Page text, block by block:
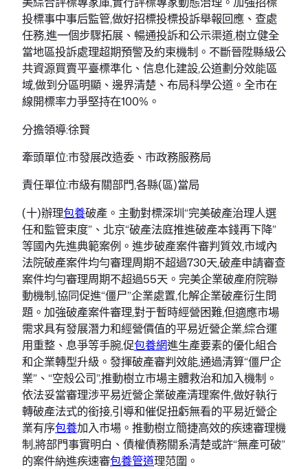
投標事中事后監管,做好招標投標投訴舉報回應、查處
任務,進一個步驟拓展、暢通投訴和公示渠道,樹立健全
當地區投訴處理超期預警及約束機制。不斷晉陞縣級公
共資源買賣平臺標準化、信息化建設,公道劃分效能區
域,做到分區明顯、邊界清楚、布局科學公道。全市在
線開標率力爭堅持在100%。
分擔領導:徐賢
牽頭單位:市發展改造委、市政務服務局
責任單位:市級有關部門,各縣(區)當局
(十)辦理包養破產。主動對標深圳“完美破產治理人選
任和監管束度”、北京“破產法庭推進破產本錢再下降”
等國內先進典範案例。進步破產案件審判質效,市域內
法院破產案件均勻審理周期不超過730天,破產申請審查
案件均勻審理周期不超過55天。完美企業破產府院聯
動機制,協同促進“僵尸”企業處置,化解企業破產衍生問
題。加強破產案件審理,對于暫時經營困難,但適應市場
需求具有發展潛力和經營價值的平易近營企業,綜合運
用重整、息爭等手腕,促包養網進生產要素的優化組合
和企業轉型升級。發揮破產審判效能,通過清算“僵尸企
業”、“空殼公司”,推動樹立市場主體救治和加入機制。
依法妥當審理涉平易近營企業破產清理案件,做好執行
轉破產法式的銜接,引導和催促扭虧無看的平易近營企
業有序包養加入市場。推動樹立簡捷高效的疾速審理機
制,將部門事實明白、債權債務關系清楚或許“無產可破”
的案件納進疾速審包養管道理范圍。